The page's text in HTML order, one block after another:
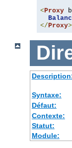
<Proxy
</Proxy>
Syntaxe:
Défaut:
Contexte:
Statut:
Module: